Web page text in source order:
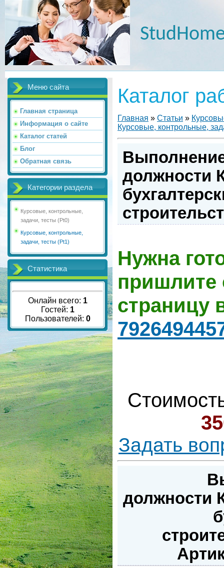
Меню сайта
Главная страница
Информация о сайте
Каталог статей
Блог
Обратная связь
Категории раздела
Курсовые, контрольные,
задачи, тесты (Pt0)
Курсовые, контрольные,
задачи, тесты (Pt1)
Статистика
Онлайн всего: 1
Гостей: 1
Пользователей: 0
Каталог
Главная » Статьи »
Курсовые, контрольные,
должности
Нужна
пришлите
страницу
Задать
должности